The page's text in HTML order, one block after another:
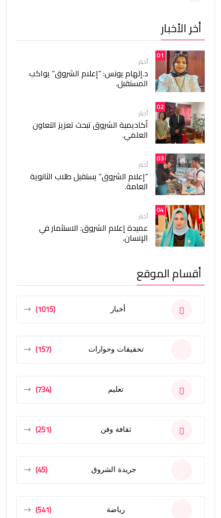
أخر الأخبار
01
أخبار
د.إلهام يونس: “إعلام الشروق” يواكب
المستقبل.
02
أخبار
أكاديمية الشروق تبحث تعزيز التعاون
العلمي.
03
أخبار
“إعلام الشروق” يستقبل طلاب الثانوية
العامة.
04
أخبار
عميدة إعلام الشروق: الاستثمار في
الإنسان.
أقسام الموقع
أخبار (1015)
تحقيقات وحوارات (157)
تعليم (734)
ثقافة وفن (251)
جريدة الشروق (45)
رياضة (541)